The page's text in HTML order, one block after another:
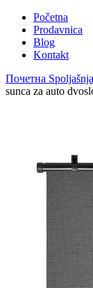
Početna
Prodavnica
Blog
Kontakt
Почетна
sunca za auto